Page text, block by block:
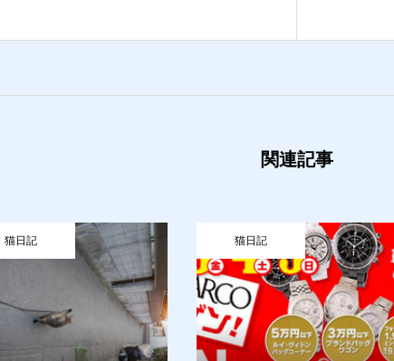
販売 お問合せ 猫日記
関連記事
猫日記 猫日記